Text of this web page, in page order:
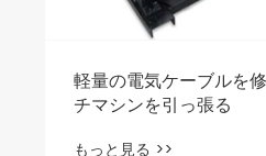
理する方法ウイン